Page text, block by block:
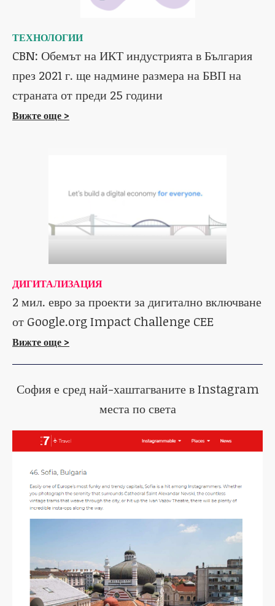
ТЕХНОЛОГИИ
CBN: Обемът на ИКТ индустрията в България
през 2021 г. ще надмине размера на БВП на
страната от преди 25 години
Вижте още >
ДИГИТАЛИЗАЦИЯ
2 мил. евро за проекти за дигитално включване
от Google.org Impact Challenge CEE
Вижте още >
София е сред най-хаштагваните в Instagram
места по света